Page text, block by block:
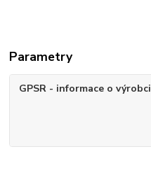
Parametry
GPSR - informace o výrobci